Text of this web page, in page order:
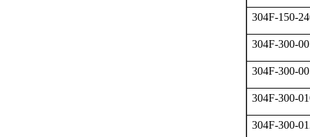
304F-150-
304F-300-
304F-300-
304F-300-
304F-300-